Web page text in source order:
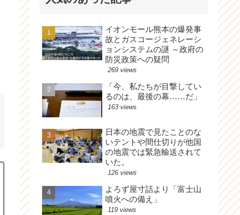
イオンモール熊本の爆発事
故とガスコージェネレーシ
ョンシステムの謎 ～政府の
防災政策への疑問
269 views
「今、私たちが目撃してい
るのは、最後の幕……だ」
163 views
日本の地震で見たことのな
いテントや間仕切りが他国
の地震では緊急輸送されて
いた。
126 views
よろず屋寸話より「富士山
噴火への備え」
119 views